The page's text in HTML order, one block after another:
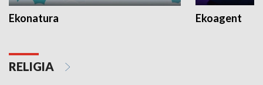
Ekonatura Ekoagent
RELIGIA